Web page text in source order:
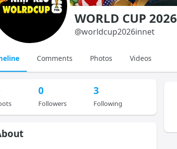
WORLD CUP 2026
@worldcup2026innet
Comments Photos Videos
0
Followers
3
Following